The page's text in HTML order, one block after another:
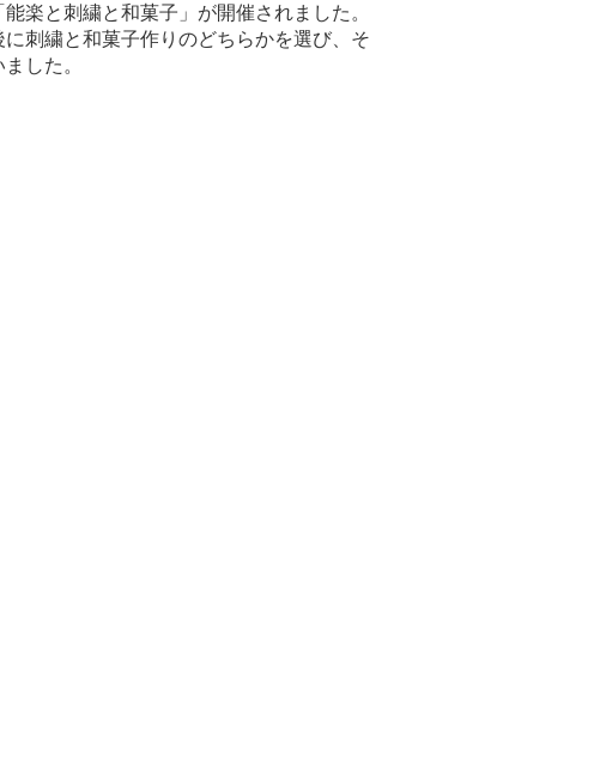
楽と刺繍と和菓子」が開催されました。
刺繍と和菓子作りのどちらかを選び、そ
した。